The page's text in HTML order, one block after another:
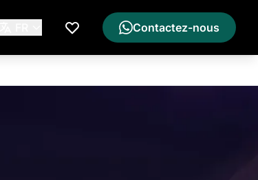
Ma Liste de Souhaits
Contactez-nous